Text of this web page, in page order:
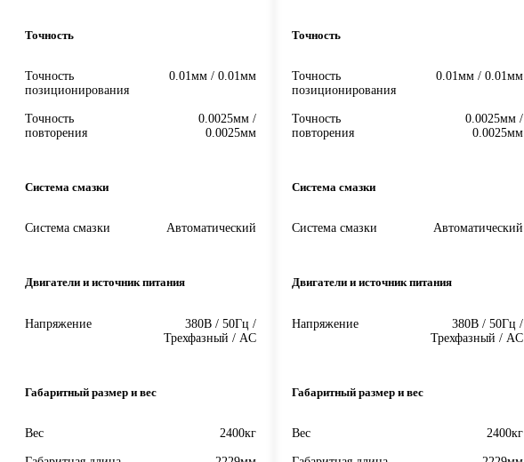
Точность
Точность
позиционирования
0.01мм / 0.01мм
Точность
повторения
0.0025мм /
0.0025мм
Система смазки
Система смазки Автоматический
Двигатели и источник питания
Напряжение
380В / 50Гц /
Трехфазный / AC
Габаритный размер и вес
Вес 2400кг
Точность
Точность
позиционирования
0.01мм / 0.01мм
Точность
повторения
0.0025мм /
0.0025мм
Система смазки
Система смазки Автоматический
Двигатели и источник питания
Напряжение
380В / 50Гц /
Трехфазный / AC
Габаритный размер и вес
Вес 2400кг